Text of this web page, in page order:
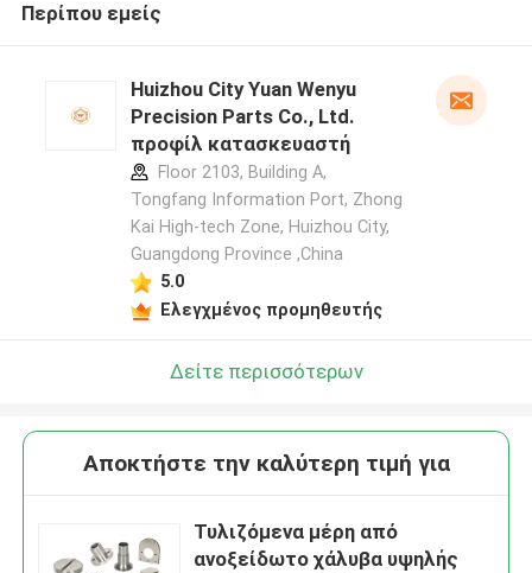
Περίπου εμείς
Huizhou City Yuan Wenyu
Precision Parts Co., Ltd.
προφίλ κατασκευαστή
Floor 2103, Building A,
Tongfang Information Port, Zhong
Kai High-tech Zone, Huizhou City,
Guangdong Province ,China
5.0
Ελεγχμένος προμηθευτής
Δείτε περισσότερων
Αποκτήστε την καλύτερη τιμή για
Τυλιζόμενα μέρη από
ανοξείδωτο χάλυβα υψηλής